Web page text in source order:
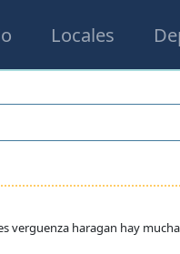
Locales
verguenza haragan hay